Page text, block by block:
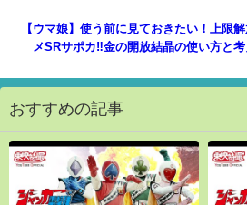
【ウマ娘】使う前に見ておきたい！上限
メSRサポカ‼金の開放結晶の使い方と考
おすすめの記事